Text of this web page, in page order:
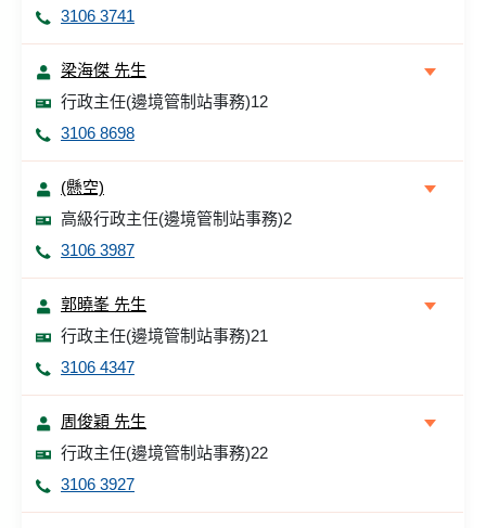
3106 3741
梁海傑 先生
行政主任(邊境管制站事務)12
3106 8698
(懸空)
高級行政主任(邊境管制站事務)2
3106 3987
郭曉峯 先生
行政主任(邊境管制站事務)21
3106 4347
周俊穎 先生
行政主任(邊境管制站事務)22
3106 3927